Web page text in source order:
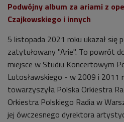
Podwójny album za ariami z
Czajkowskiego i innych
5 listopada 2021 roku ukazał się
zatytułowany "Arie". To powrót
miejsce w Studiu Koncertowym
Lutosławskiego - w 2009 i 2011
towarzyszyła Polska Orkiestra
Orkiestra Polskiego Radia w
jej ówczesnego dyrektora